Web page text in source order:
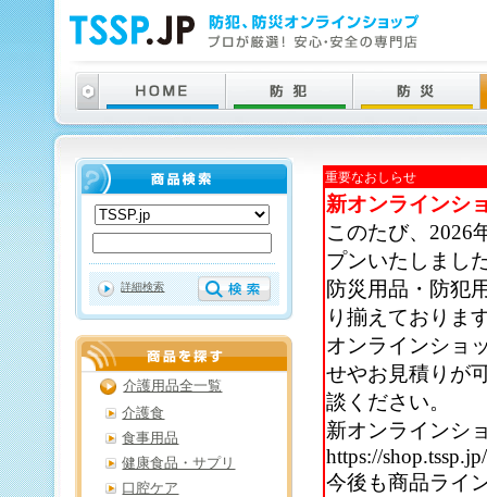
重要なおしらせ
新オンラインシ
このたび、2026
プンいたしまし
防災用品・防犯
り揃えておりま
オンラインショ
せやお見積りが
談ください。
新オンラインシ
https://shop.tssp.jp/
今後も商品ライ
詳細検索
介護用品全一覧
介護食
食事用品
健康食品・サプリ
口腔ケア